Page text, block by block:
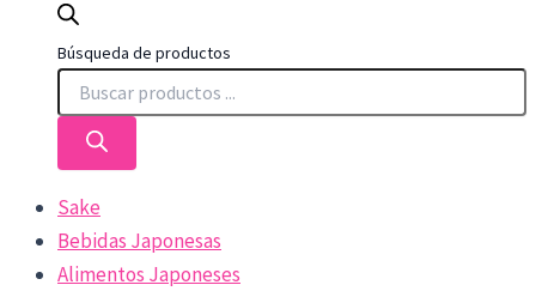
Búsqueda de productos
Sake
Bebidas Japonesas
Alimentos Japoneses